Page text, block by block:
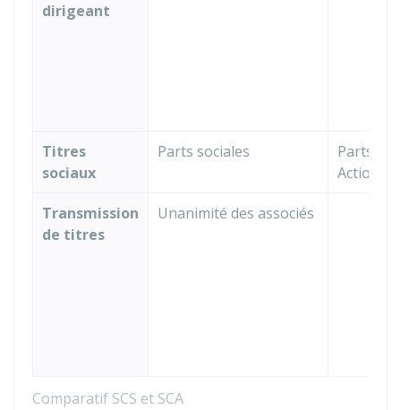
Comparatif SCS et SCA
dirigeant
Titres
sociaux
Parts sociales
Parts
Actions
Transmission
de titres
Unanimité des associés